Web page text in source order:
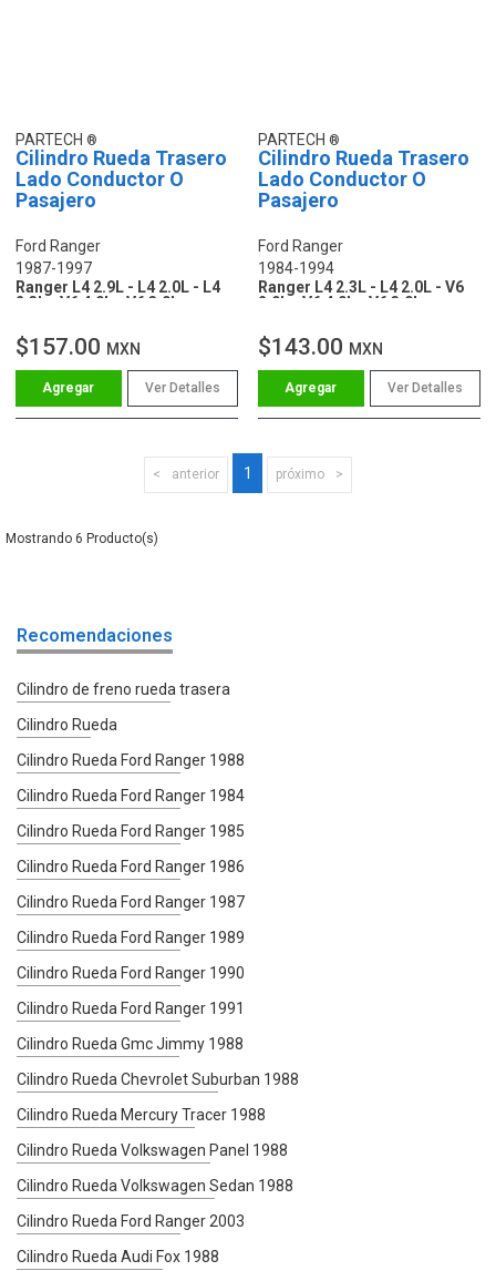
PARTECH
Cilindro Rueda Trasero
Lado Conductor O
Pasajero
Ford Ranger
1987-1997
Ranger L4 2.9L - L4 2.0L - L4
2.3L - V6 4.0L - V6 3.0L
$157.00 MXN
Ver Detalles
PARTECH
Cilindro Rueda Trasero
Lado Conductor O
Pasajero
Ford Ranger
1984-1994
Ranger L4 2.3L - L4 2.0L - V6
2.9L - V6 4.0L - V6 3.0L
$143.00 MXN
Ver Detalles
anterior 1 próximo
6
Recomendaciones
Cilindro de freno rueda trasera
Cilindro Rueda
Cilindro Rueda Ford Ranger 1988
Cilindro Rueda Ford Ranger 1984
Cilindro Rueda Ford Ranger 1985
Cilindro Rueda Ford Ranger 1986
Cilindro Rueda Ford Ranger 1987
Cilindro Rueda Ford Ranger 1989
Cilindro Rueda Ford Ranger 1990
Cilindro Rueda Ford Ranger 1991
Cilindro Rueda Gmc Jimmy 1988
Cilindro Rueda Chevrolet Suburban 1988
Cilindro Rueda Mercury Tracer 1988
Cilindro Rueda Volkswagen Panel 1988
Cilindro Rueda Volkswagen Sedan 1988
Cilindro Rueda Ford Ranger 2003
Cilindro Rueda Audi Fox 1988